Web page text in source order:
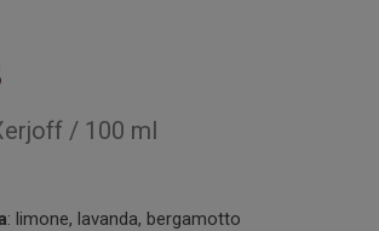
/ 100 ml
: limone, lavanda, bergamotto